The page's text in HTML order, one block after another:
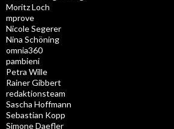
Moritz Loch
mprove
Nicole Segerer
Nina Schöning
omnia360
pambieni
Petra Wille
Rainer Gibbert
redaktionsteam
Sascha Hoffmann
Sebastian Kopp
Simone Daefler